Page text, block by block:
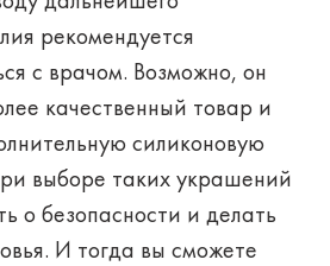
рекомендуется
с врачом. Возможно, он
качественный товар и
силиконовую
выборе таких украшений
о безопасности и делать
И тогда вы сможете